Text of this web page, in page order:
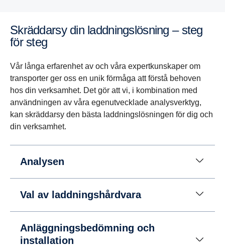
Skräddarsy din laddningslösning – steg
för steg
Vår långa erfarenhet av och våra expertkunskaper om
transporter ger oss en unik förmåga att förstå behoven
hos din verksamhet. Det gör att vi, i kombination med
användningen av våra egenutvecklade analysverktyg,
kan skräddarsy den bästa laddningslösningen för dig och
din verksamhet.
Analysen
Val av laddningshårdvara
Anläggningsbedömning och
installation